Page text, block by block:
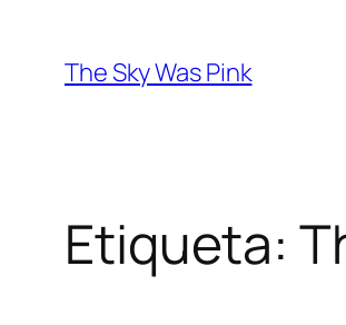
contenido
The Sky Was Pink
Etiqueta: